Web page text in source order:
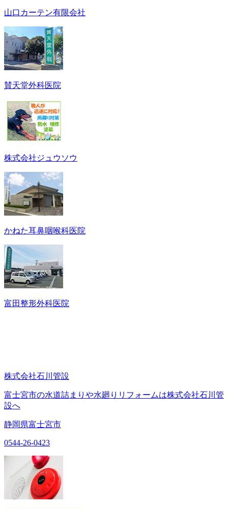
山口カーテン有限会社
賛天堂外科医院
株式会社ジュウソウ
かねた耳鼻咽喉科医院
富田整形外科医院
株式会社石川管設
富士宮市の水道詰まりや水廻りリフォームは株式会社石川管
設へ
静岡県富士宮市
0544-26-0423